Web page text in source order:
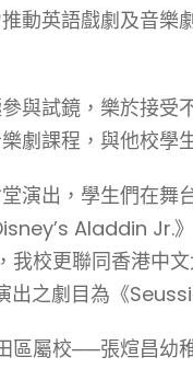
動英語戲劇及音
與試鏡，樂於接
劇課程，與他校
演出，學生們在
Aladdin Jr.
我校更聯同香港
出之劇目為《
屬校──張煊昌